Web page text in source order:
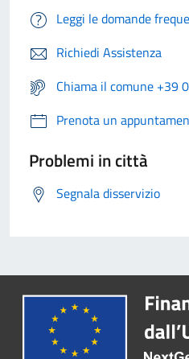
Leggi le domande
Richiedi Assistenza
Chiama il comune +39
Prenota un
Problemi in città
Segnala disservizio